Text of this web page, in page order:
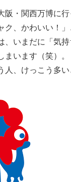
阪・関西万博に
ク、かわいい！」
、いまだに「気
います（笑）。
人、けっこう多い